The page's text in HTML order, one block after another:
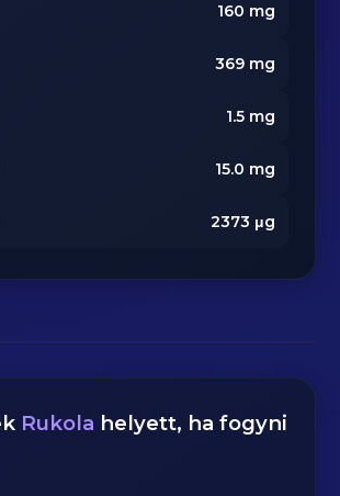
160 mg
369mg
1.5mg
15.0 mg
2373 μg
Rukola helyett, ha fogyni